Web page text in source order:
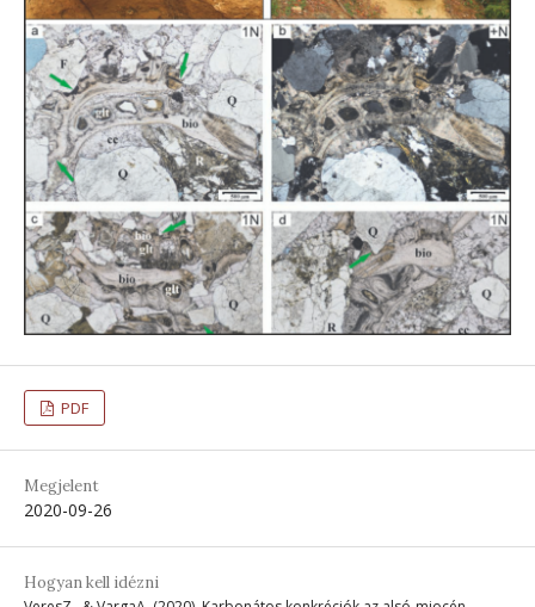
PDF
Megjelent
2020-09-26
Hogyan kell idézni